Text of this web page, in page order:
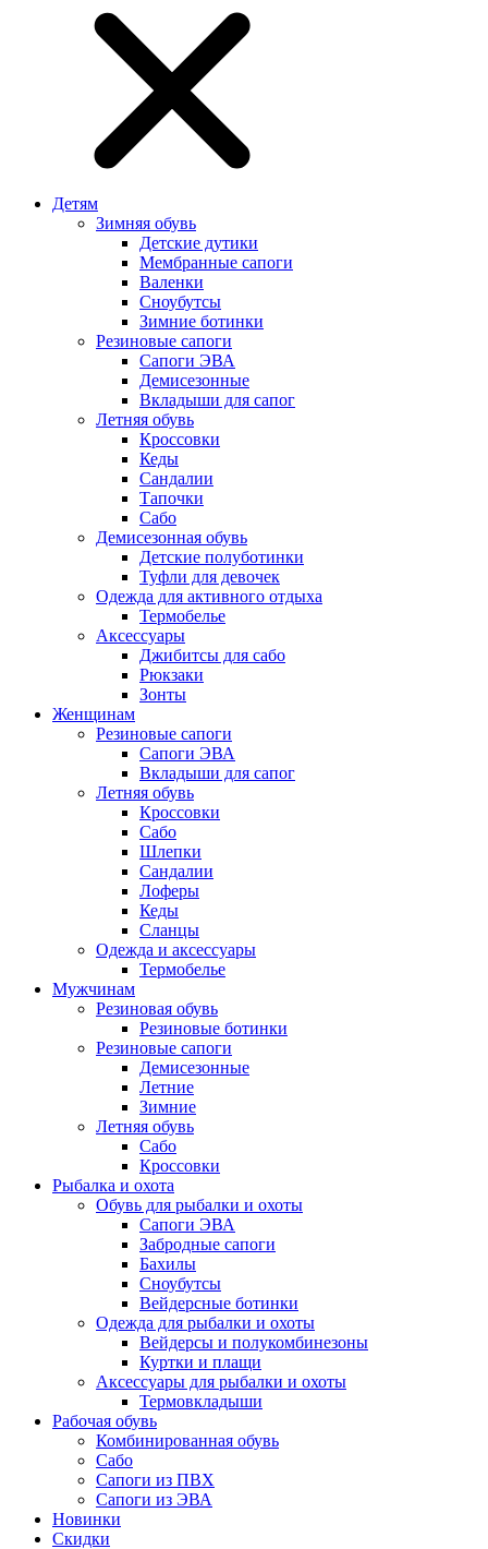
Детям
Зимняя обувь
Детские дутики
Мембранные сапоги
Валенки
Сноубутсы
Зимние ботинки
Резиновые сапоги
Сапоги ЭВА
Демисезонные
Вкладыши для сапог
Летняя обувь
Кроссовки
Кеды
Сандалии
Тапочки
Сабо
Демисезонная обувь
Детские полуботинки
Туфли для девочек
Одежда для активного отдыха
Термобелье
Аксессуары
Джибитсы для сабо
Рюкзаки
Зонты
Женщинам
Резиновые сапоги
Cапоги ЭВА
Вкладыши для сапог
Летняя обувь
Кроссовки
Сабо
Шлепки
Сандалии
Лоферы
Кеды
Сланцы
Одежда и аксессуары
Термобелье
Мужчинам
Резиновая обувь
Резиновые ботинки
Резиновые сапоги
Демисезонные
Летние
Зимние
Летняя обувь
Сабо
Кроссовки
Рыбалка и охота
Обувь для рыбалки и охоты
Сапоги ЭВА
Забродные сапоги
Бахилы
Сноубутсы
Вейдерсные ботинки
Одежда для рыбалки и охоты
Вейдерсы и полукомбинезоны
Куртки и плащи
Аксессуары для рыбалки и охоты
Термовкладыши
Рабочая обувь
Комбинированная обувь
Сабо
Сапоги из ПВХ
Сапоги из ЭВА
Новинки
Скидки